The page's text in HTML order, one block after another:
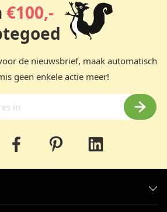
€100,-
de nieuwsbrief, maak automatisch
geen enkele actie meer!